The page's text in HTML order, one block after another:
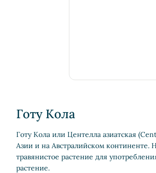
Готу Кола
Готу Кола или Центелла азиатская
Азии и на Австралийском континенте.
травянистое растение для
растение.